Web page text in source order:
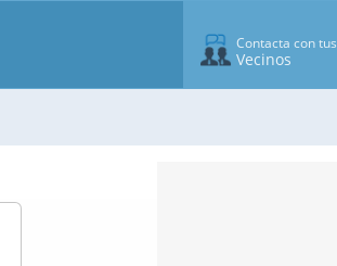
Contacta con tus
Vecinos